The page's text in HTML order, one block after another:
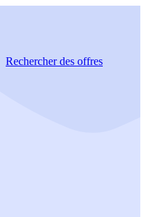
Rechercherdes offres